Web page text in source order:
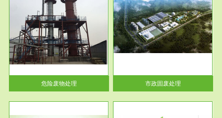
危险废物处理
服务范围
市政固废处理
蔚蓝生态环境科技所从事的市政
废物处理业务包括市政废物的处
理处...
市政固废处理